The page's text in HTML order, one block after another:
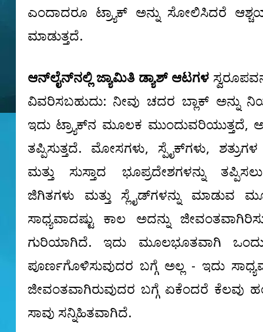
ಎಂದಾದರೂ ಟ್ರ್ಯಾಕ್ ಅನ್ನು ಸೋಲಿಸಿದರೆ
ಮಾಡುತ್ತದೆ.
ಆನ್‌ಲೈನ್‌ನಲ್ಲಿ ಜ್ಯಾಮಿತಿ ಡ್ಯಾಶ್ ಆಟಗಳ
ವಿವರಿಸಬಹುದು: ನೀವು ಚದರ ಬ್ಲಾಕ್ ಅನ್ನು
ಇದು ಟ್ರ್ಯಾಕ್‌ನ ಮೂಲಕ ಮುಂದುವರಿಯುತ್ತದೆ,
ತಪ್ಪಿಸುತ್ತದೆ. ಮೋಸಗಳು, ಸ್ಪೈಕ್‌ಗಳು,
ಮತ್ತು ಸುಸ್ತಾದ ಭೂಪ್ರದೇಶಗಳನ್ನು
ಜಿಗಿತಗಳು ಮತ್ತು ಸ್ಲೈಡ್‌ಗಳನ್ನು ಮಾಡುವ
ಸಾಧ್ಯವಾದಷ್ಟು ಕಾಲ ಅದನ್ನು
ಗುರಿಯಾಗಿದೆ. ಇದು ಮೂಲಭೂತವಾಗಿ ಒಂದು
ಪೂರ್ಣಗೊಳಿಸುವುದರ ಬಗ್ಗೆ ಅಲ್ಲ - ಇದು
ಜೀವಂತವಾಗಿರುವುದರ ಬಗ್ಗೆ ಏಕೆಂದರೆ ಕೆಲವು
ಸಾವು ಸನ್ನಿಹಿತವಾಗಿದೆ.